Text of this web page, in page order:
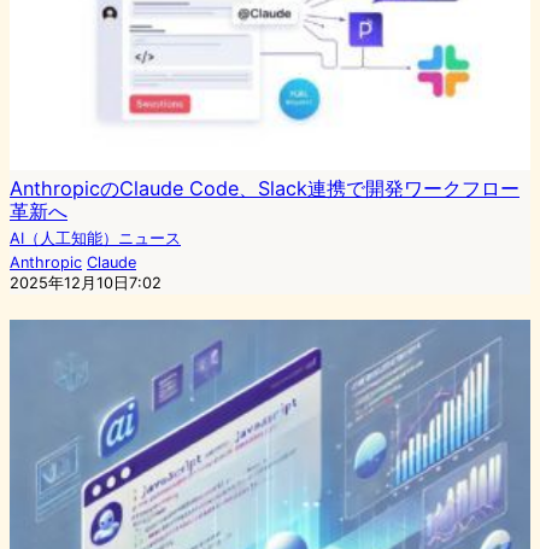
AnthropicのClaude Code、Slack連携で開発ワークフロー
革新へ
AI（人工知能）ニュース
Anthropic Claude
2025年12月10日7:02